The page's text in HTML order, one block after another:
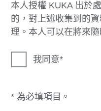
本人授權 KUKA 出於
的，對上述收集到的
理。本人可以在將來隨
我同意
* 為必填項目。